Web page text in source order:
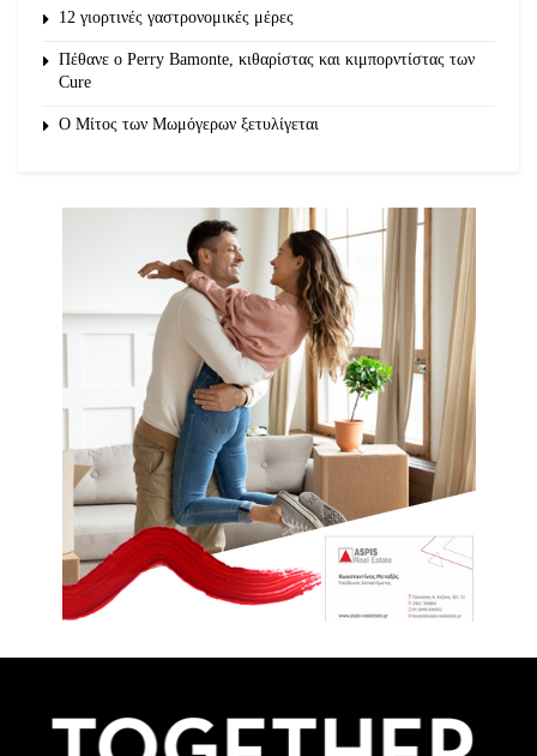
12 γιορτινές γαστρονομικές μέρες
Πέθανε ο Perry Bamonte, κιθαρίστας και κιμπορντίστας των
Cure
O Μίτος των Μωμόγερων ξετυλίγεται